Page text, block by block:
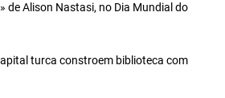
de Alison Nastasi, no Dia Mundial do
turca constroem biblioteca com